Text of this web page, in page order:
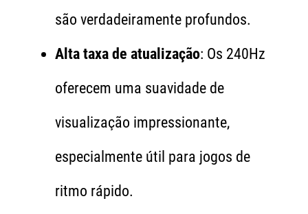
são verdadeiramente profundos.
Alta taxa de atualização: Os 240Hz
oferecem uma suavidade de
visualização impressionante,
especialmente útil para jogos de
ritmo rápido.